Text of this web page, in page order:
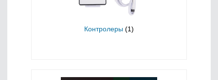
Контролеры (1)